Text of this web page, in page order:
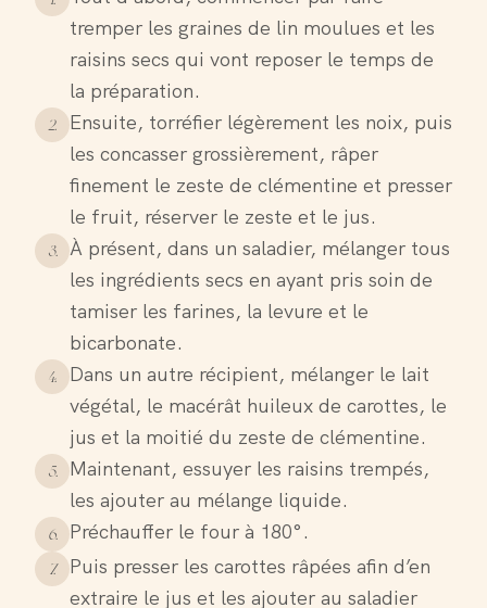
tremper les graines de lin moulues et les
raisins secs qui vont reposer le temps de
la préparation.
2.
Ensuite, torréfier légèrement les noix, puis
les concasser grossièrement, râper
finement le zeste de clémentine et presser
le fruit, réserver le zeste et le jus.
3.
À présent, dans un saladier, mélanger tous
les ingrédients secs en ayant pris soin de
tamiser les farines, la levure et le
bicarbonate.
4.
Dans un autre récipient, mélanger le lait
végétal, le macérât huileux de carottes, le
jus et la moitié du zeste de clémentine.
5.
Maintenant, essuyer les raisins trempés,
les ajouter au mélange liquide.
6. Préchauffer le four à 180°.
7.
Puis presser les carottes râpées afin d’en
extraire le jus et les ajouter au saladier